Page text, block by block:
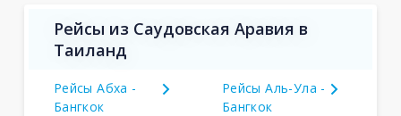
Рейсы из Саудовская Аравия в
Таиланд
Рейсы Абха -
Бангкок
Рейсы Аль-Ула -
Бангкок